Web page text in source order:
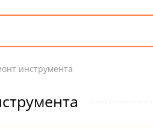
инструмента